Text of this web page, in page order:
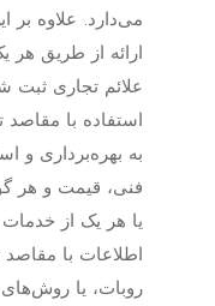
می‏‌دارد. علاوه بر
استفاده با مقاصد
به بهره‌‏برداری
یا هر یک از
اطلاعات با مقاصد
روبات، یا